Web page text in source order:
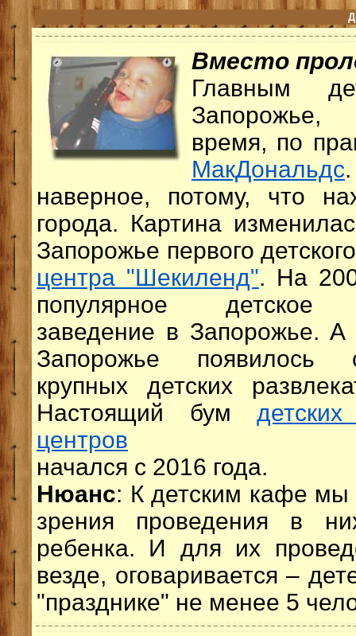
Вместо
Главным
Запорожье,
время, по
МакДональдс
наверное, потому, что
города. Картина
Запорожье первого
центра "Шекиленд". На
популярное детское
заведение в Запорожье.
Запорожье появилось
крупных детских
Настоящий бум
центров
начался с 2016 года.
Нюанс: К детским кафе мы
зрения проведения в
ребенка. И для их
везде, оговаривается –
"празднике" не менее 5